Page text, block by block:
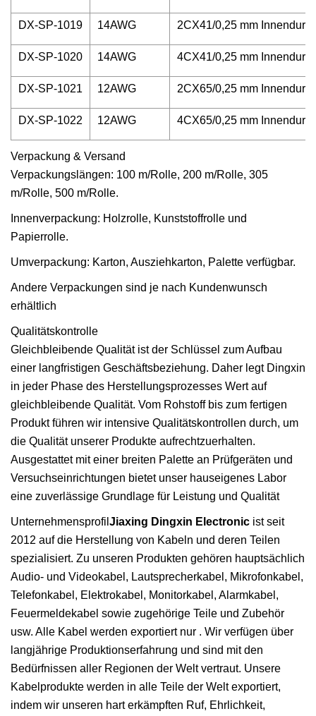
DX-SP-1019 14AWG 2CX41/0,25 mm
DX-SP-1020 14AWG 4CX41/0,25 mm
DX-SP-1021 12AWG 2CX65/0,25 mm
DX-SP-1022 12AWG 4CX65/0,25 mm
Verpackung & Versand
Verpackungslängen: 100 m/Rolle, 200 m/Rolle, 305
m/Rolle, 500 m/Rolle.
Innenverpackung: Holzrolle, Kunststoffrolle und
Papierrolle.
Umverpackung: Karton, Ausziehkarton, Palette verfügbar.
Andere Verpackungen sind je nach Kundenwunsch
erhältlich
Qualitätskontrolle
Gleichbleibende Qualität ist der Schlüssel zum Aufbau
einer langfristigen Geschäftsbeziehung. Daher legt Dingxin
in jeder Phase des Herstellungsprozesses Wert auf
gleichbleibende Qualität. Vom Rohstoff bis zum fertigen
Produkt führen wir intensive Qualitätskontrollen durch, um
die Qualität unserer Produkte aufrechtzuerhalten.
Ausgestattet mit einer breiten Palette an Prüfgeräten und
Versuchseinrichtungen bietet unser hauseigenes Labor
eine zuverlässige Grundlage für Leistung und Qualität
Unternehmensprofil Jiaxing Dingxin Electronic ist seit
2012 auf die Herstellung von Kabeln und deren Teilen
spezialisiert. Zu unseren Produkten gehören hauptsächlich
Audio- und Videokabel, Lautsprecherkabel, Mikrofonkabel,
Telefonkabel, Elektrokabel, Monitorkabel, Alarmkabel,
Feuermeldekabel sowie zugehörige Teile und Zubehör
usw. Alle Kabel werden exportiert nur . Wir verfügen über
langjährige Produktionserfahrung und sind mit den
Bedürfnissen aller Regionen der Welt vertraut. Unsere
Kabelprodukte werden in alle Teile der Welt exportiert,
indem wir unseren hart erkämpften Ruf, Ehrlichkeit,